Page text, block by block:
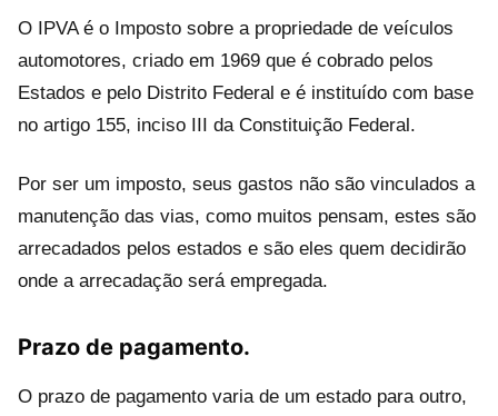
O IPVA é o Imposto sobre a propriedade de veículos
automotores, criado em 1969 que é cobrado pelos
Estados e pelo Distrito Federal e é instituído com base
no artigo 155, inciso III da Constituição Federal.
Por ser um imposto, seus gastos não são vinculados a
manutenção das vias, como muitos pensam, estes são
arrecadados pelos estados e são eles quem decidirão
onde a arrecadação será empregada.
Prazo de pagamento.
O prazo de pagamento varia de um estado para outro,